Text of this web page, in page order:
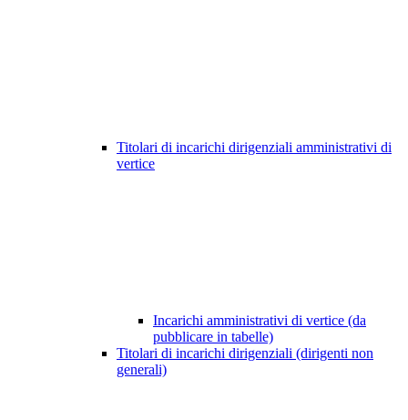
Titolari di incarichi dirigenziali amministrativi di
vertice
Incarichi amministrativi di vertice (da
pubblicare in tabelle)
Titolari di incarichi dirigenziali (dirigenti non
generali)